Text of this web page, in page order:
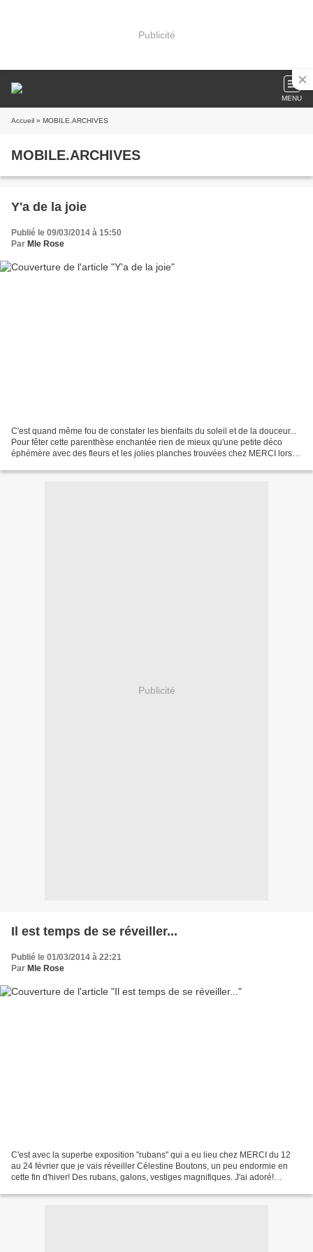
Publicité
MENU
Accueil » MOBILE.ARCHIVES
MOBILE.ARCHIVES
Y'a de la joie
Publié le 09/03/2014 à 15:50
Par Mle Rose
C'est quand même fou de constater les bienfaits du soleil et de la douceur...
Pour fêter cette parenthèse enchantée rien de mieux qu'une petite déco
éphémère avec des fleurs et les jolies planches trouvées chez MERCI lors
Publicité
Il est temps de se réveiller...
Publié le 01/03/2014 à 22:21
Par Mle Rose
C'est avec la superbe exposition "rubans" qui a eu lieu chez MERCI du 12
au 24 février que je vais réveiller Célestine Boutons, un peu endormie en
cette fin d'hiver! Des rubans, galons, vestiges magnifiques. J'ai adoré!